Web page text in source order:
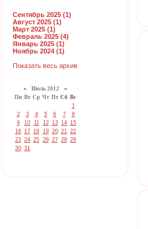
Сентябрь 2025 (1)
Август 2025 (1)
Март 2025 (1)
Февраль 2025 (4)
Январь 2025 (1)
Ноябрь 2024 (1)
Показать весь архив
« Июль 2012 »
Пн Вт Ср Чт Пт Сб Вс
1
2
3 4 5 6 7
8
9
10 11 12 13 14 15
16 17 18 19 20 21 22
23 24 25 26 27 28 29
30 31